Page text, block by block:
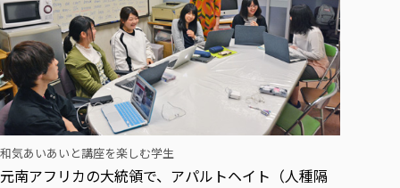
和気あいあいと講座を楽しむ学生
元南アフリカの大統領で、アパルトヘイト（人種隔